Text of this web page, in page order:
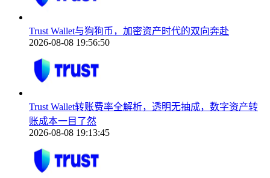
Trust Wallet与狗狗币，加密资产时代的双向奔赴
2026-08-08 19:56:50
Trust Wallet转账费率全解析，透明无抽成，数字资产转
账成本一目了然
2026-08-08 19:13:45